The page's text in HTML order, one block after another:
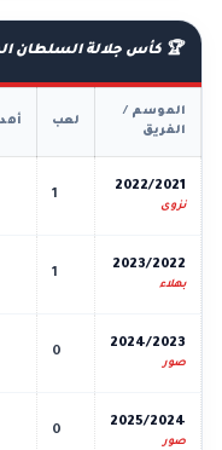
🏆 كأس جلالة السلطان
الموسم /
الفريق
لعب
2022/2021
نزوى
1
2023/2022
بهلاء
1
2024/2023
صور
0
2025/2024
صور
0